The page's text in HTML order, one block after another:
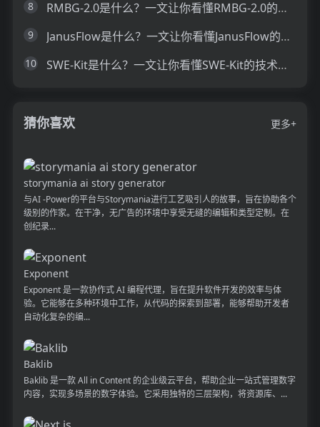
8 RMBG-2.0是什么？一文让你看懂RMBG-2.0的技术原理、主要功能、应用场景
9 JanusFlow是什么？一文让你看懂JanusFlow的技术原理、主要功能、应用场景
10 SWE-Kit是什么？一文让你看懂SWE-Kit的技术原理、主要功能、应用场景
猜你喜欢 更多+
storymania ai story generator
与AI -Power的平台与Storymania进行工艺吸引人的故事，旨在协助各个
级别的作家。在干净，无广告的环境中享受无缝的编辑和类型定制。在
创纪录...
Exponent
Exponent 是一款协作式 AI 编程代理，旨在提升软件开发的效率与体
验。它能够在多种环境中工作，从代码的探索到部署，能够帮助开发者
自动化复杂的编...
Baklib
Baklib 是一款 All in Content 的企业级云平台，帮助企业一站式管理数字
内容，实现多场景的数字体验。它采用独特的三层架构，将资源库、...